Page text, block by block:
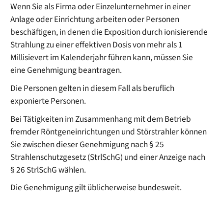
Wenn Sie als Firma oder Einzelunternehmer in einer
Anlage oder Einrichtung arbeiten oder Personen
beschäftigen, in denen die Exposition durch ionisierende
Strahlung zu einer effektiven Dosis von mehr als 1
Millisievert im Kalenderjahr führen kann, müssen Sie
eine Genehmigung beantragen.
Die Personen gelten in diesem Fall als beruflich
exponierte Personen.
Bei Tätigkeiten im Zusammenhang mit dem Betrieb
fremder Röntgeneinrichtungen und Störstrahler können
Sie zwischen dieser Genehmigung nach § 25
Strahlenschutzgesetz (StrlSchG) und einer Anzeige nach
§ 26 StrlSchG wählen.
Die Genehmigung gilt üblicherweise bundesweit.